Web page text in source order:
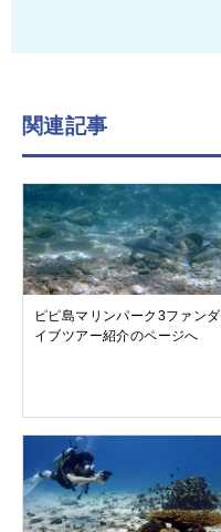
関連記事
ピピ島マリンパーク3ファンダ
イブツアー紹介のページへ